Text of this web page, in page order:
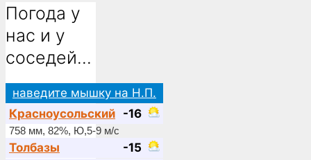
Погода у
нас и у
соседей…
наведите мышку на Н.П.
Красноусольский -16
758 мм, 82%, Ю,5-9 м/с
Толбазы
-15